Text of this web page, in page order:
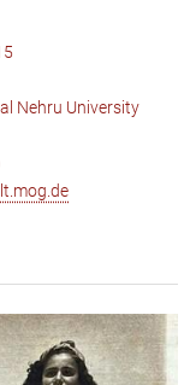
Nehru University